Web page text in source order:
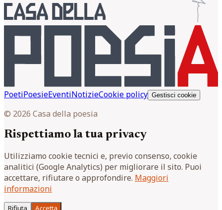
PoetiPoesieEventiNotizieCookie policy Gestisci cookie
© 2026 Casa della poesia
Rispettiamo la tua privacy
Utilizziamo cookie tecnici e, previo consenso, cookie
analitici (Google Analytics) per migliorare il sito. Puoi
accettare, rifiutare o approfondire. Maggiori
informazioni
Rifiuta Accetta